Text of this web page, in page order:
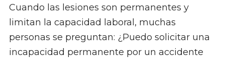
Cuando las lesiones son permanentes y
limitan la capacidad laboral, muchas
personas se preguntan: ¿Puedo solicitar una
incapacidad permanente por un accidente